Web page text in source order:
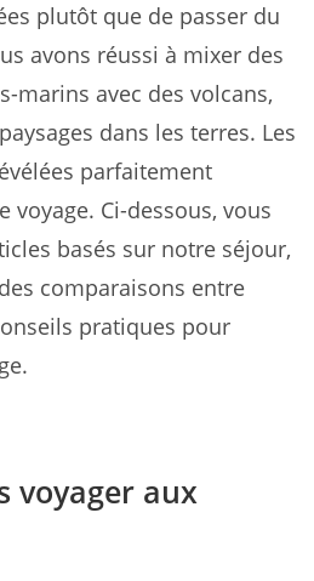
plutôt que de passer du
avons réussi à mixer des
marins avec des volcans,
dans les terres. Les
parfaitement
voyage. Ci-dessous, vous
basés sur notre séjour,
comparaisons entre
pratiques pour
voyager aux